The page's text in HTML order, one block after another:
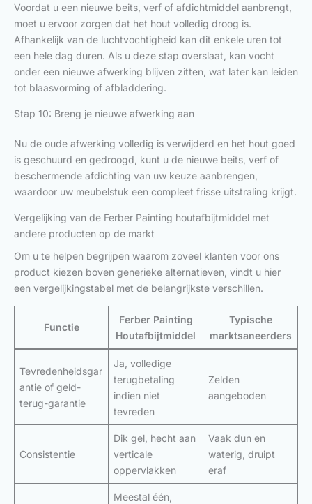
Voordat u een nieuwe beits, verf of afdichtmiddel aanbrengt,
moet u ervoor zorgen dat het hout volledig droog is.
Afhankelijk van de luchtvochtigheid kan dit enkele uren tot
een hele dag duren. Als u deze stap overslaat, kan vocht
onder een nieuwe afwerking blijven zitten, wat later kan leiden
tot blaasvorming of afbladdering.
Stap 10: Breng je nieuwe afwerking aan
Nu de oude afwerking volledig is verwijderd en het hout goed
is geschuurd en gedroogd, kunt u de nieuwe beits, verf of
beschermende afdichting van uw keuze aanbrengen,
waardoor uw meubelstuk een compleet frisse uitstraling krijgt.
Vergelijking van de Ferber Painting houtafbijtmiddel met
andere producten op de markt
Om u te helpen begrijpen waarom zoveel klanten voor ons
product kiezen boven generieke alternatieven, vindt u hier
een vergelijkingstabel met de belangrijkste verschillen.
Functie
Ferber Painting
Houtafbijtmiddel
Typische
marktsaneerders
Tevredenheidsgar
antie of geld-
terug-garantie
Ja, volledige
terugbetaling
indien niet
tevreden
Zelden
aangeboden
Consistentie
Dik gel, hecht aan
verticale
oppervlakken
Vaak dun en
waterig, druipt
eraf
Meestal één,